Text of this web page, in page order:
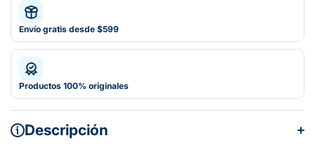
Envío gratis desde $599
Productos 100% originales
Descripción